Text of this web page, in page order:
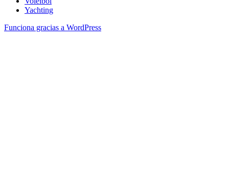
Yachting
Funciona gracias a WordPress